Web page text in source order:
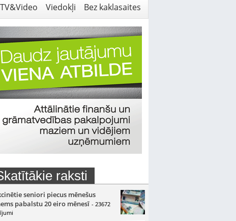
TV&Video Viedokļi Bez kaklasaites
raksti
seniori piecus mēnešus
pabalstu 20 eiro mēnesī - 23672